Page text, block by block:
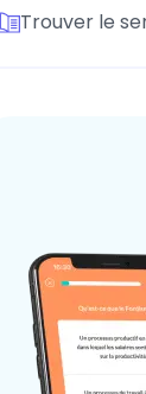
Trouver le